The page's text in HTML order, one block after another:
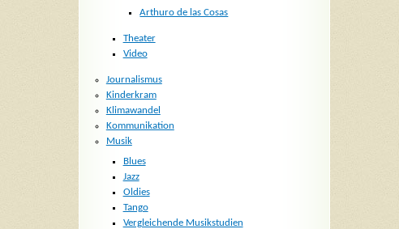
Arthuro de las Cosas
Theater
Video
Journalismus
Kinderkram
Klimawandel
Kommunikation
Musik
Blues
Jazz
Oldies
Tango
Vergleichende Musikstudien